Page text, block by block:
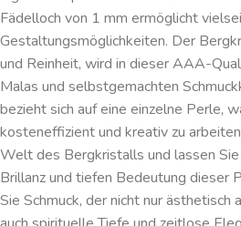
Fädelloch von 1 mm ermöglicht
Gestaltungsmöglichkeiten. Der
und Reinheit, wird in dieser AAA-
Malas und selbstgemachten
bezieht sich auf eine einzelne Perle,
kosteneffizient und kreativ zu
Welt des Bergkristalls und lassen Sie
Brillanz und tiefen Bedeutung dieser
Sie Schmuck, der nicht nur ästhetisch